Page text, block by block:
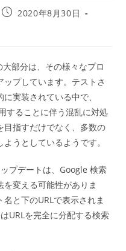
投
2020年8月30日
部分は、その様々なプロ
プしています。テストさ
実装されている中で、
することに伴う混乱に対処
目指すだけでなく、多数の
うとしているようです。
プデートは、Google 検索
変える可能性がありま
と下のURLで表示されま
URLを完全に分配する検索